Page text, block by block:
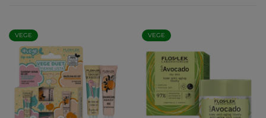
VEGE VEGE